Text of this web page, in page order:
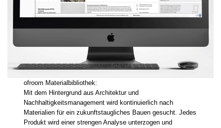
ofroom Materialbibliothek:
Mit dem Hintergrund aus Architektur und
Nachhaltigkeitsmanagement wird kontinuierlich nach
Materialien für ein zukunftstaugliches Bauen gesucht. Jedes
Produkt wird einer strengen Analyse unterzogen und